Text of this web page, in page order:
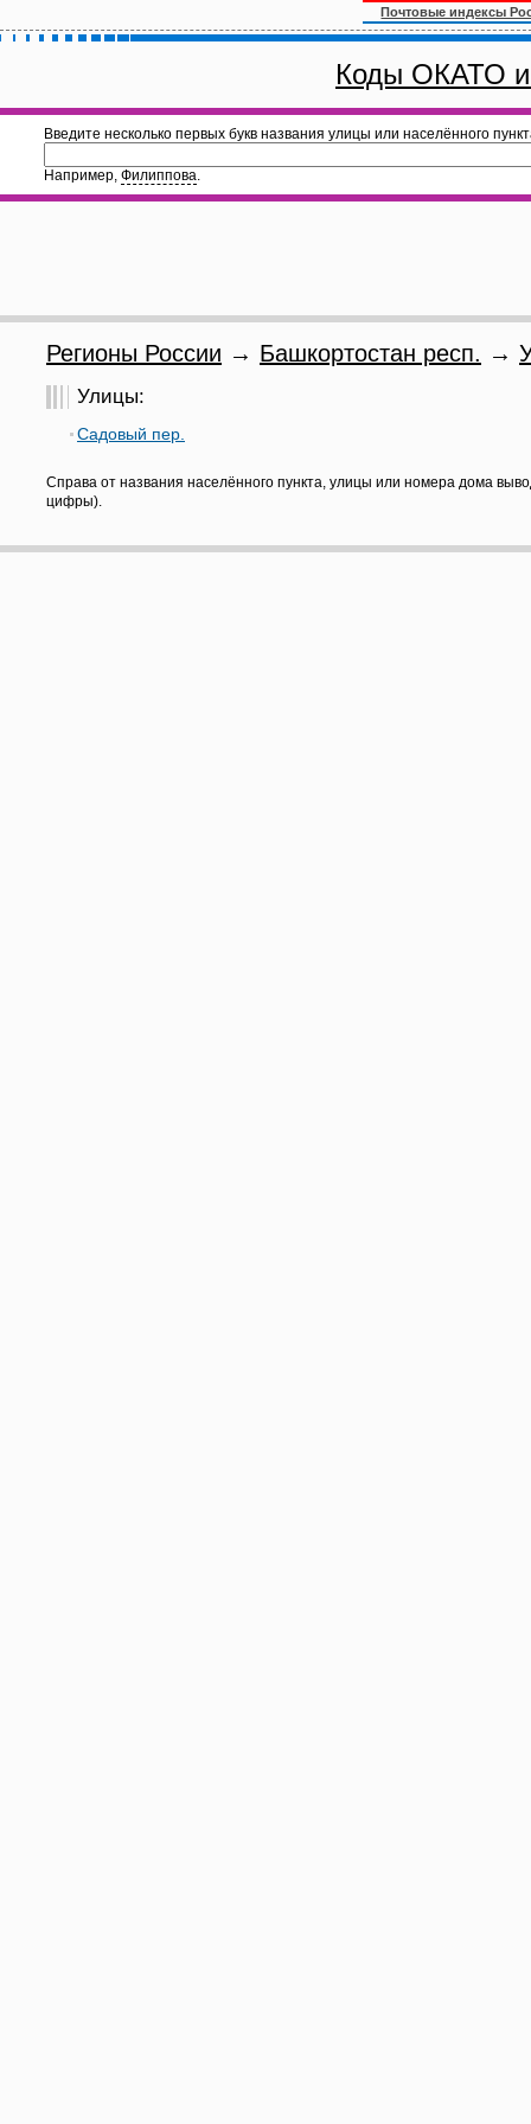
Почтовые индексы
Коды ОКАТО
Введите несколько первых букв названия улицы или населённого
Например, Филиппова.
Регионы России → Башкортостан респ. →
Улицы:
Садовый пер.
Справа от названия населённого пункта, улицы или номера дома
цифры).